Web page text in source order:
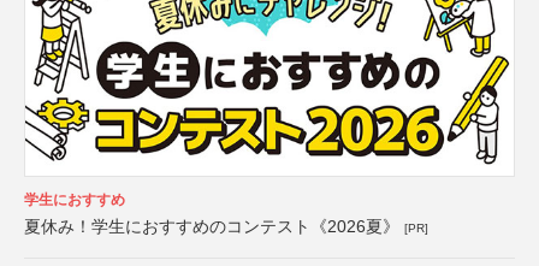
学生におすすめ
夏休み！学生におすすめのコンテスト《2026夏》 [PR]